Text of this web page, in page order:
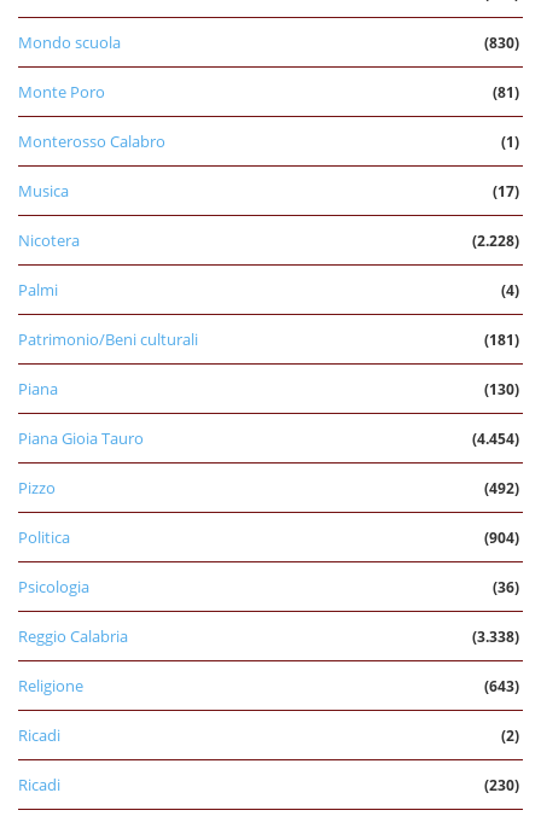
Mondo scuola (830)
Monte Poro (81)
Monterosso Calabro (1)
Musica (17)
Nicotera (2.228)
Palmi (4)
Patrimonio/Beni culturali (181)
Piana (130)
Piana Gioia Tauro (4.454)
Pizzo (492)
Politica (904)
Psicologia (36)
Reggio Calabria (3.338)
Religione (643)
Ricadi (2)
Ricadi (230)